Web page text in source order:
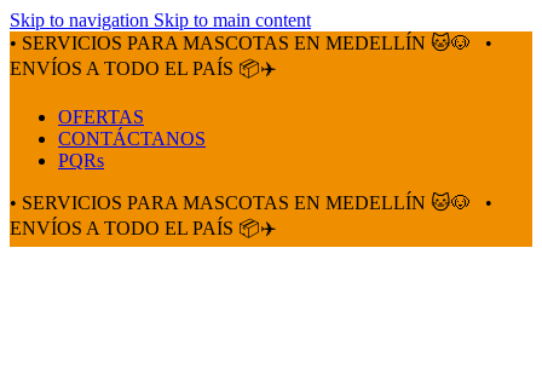
Skip to navigation Skip to main content
• SERVICIOS PARA MASCOTAS EN MEDELLÍN 🐱🐶
•
ENVÍOS A TODO EL PAÍS 📦✈️
OFERTAS
CONTÁCTANOS
PQRs
• SERVICIOS PARA MASCOTAS EN MEDELLÍN 🐱🐶
•
ENVÍOS A TODO EL PAÍS 📦✈️